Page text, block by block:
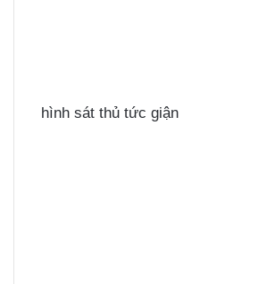
hình sát thủ tức giận